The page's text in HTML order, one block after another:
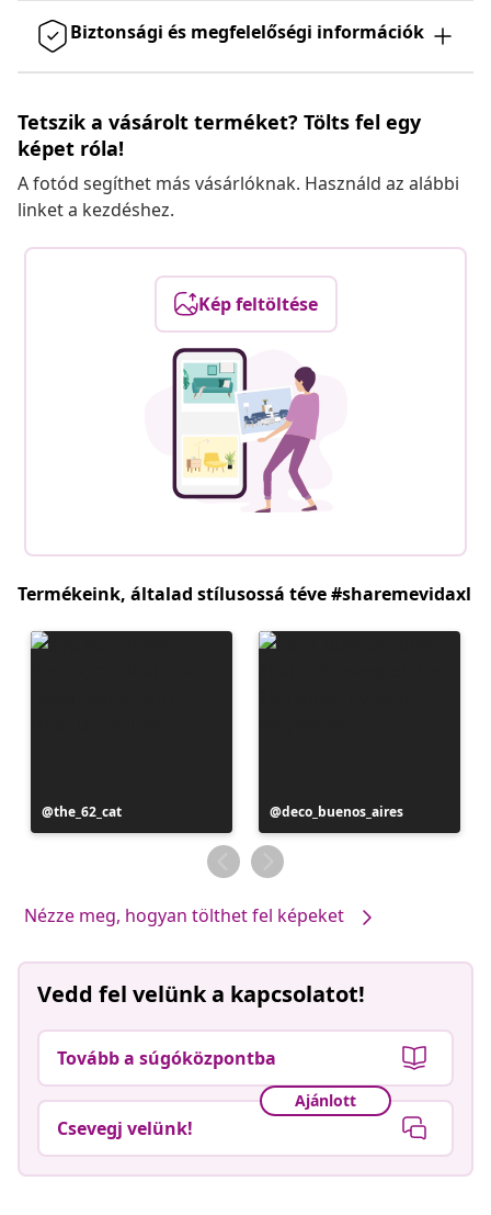
Biztonsági és megfelelőségi információk
Tetszik a vásárolt terméket? Tölts fel egy
képet róla!
A fotód segíthet más vásárlóknak. Használd az alábbi
linket a kezdéshez.
Kép feltöltése
Termékeink, általad stílusossá téve #sharemevidaxl
Bejegyzés
közzétevője
the_62_cat
Bejegyzés
közzétevője
deco_buenos_aires
Nézze meg, hogyan tölthet fel képeket
Vedd fel velünk a kapcsolatot!
Tovább a súgóközpontba
Ajánlott
Csevegj velünk!